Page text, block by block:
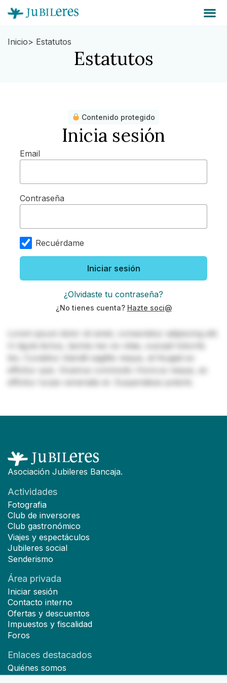
Inicio> Estatutos
Estatutos
Lorem ipsum dolor sit amet, consectetur adipiscing elit.
In ligula lectus, lacinia nec ex vitae, suscipit lobortis
leo. Curabitur blandit sagittis neque, at feugiat ex
efficitur quis. Vivamus commodo rhoncus neque, ac
efficitur turpis venenatis et. Suspendisse potenti.
Contenido protegido
Inicia sesión
Email
Contraseña
Recuérdame
Iniciar sesión
¿Olvidaste tu contraseña?
¿No tienes cuenta? Hazte soci@
Asociación Jubileres Bancaja.
Actividades
Fotografia
Club de inversores
Club gastronómico
Viajes y espectáculos
Jubileres social
Senderismo
Área privada
Iniciar sesión
Contacto interno
Ofertas y descuentos
Impuestos y fiscalidad
Foros
Enlaces destacados
Quiénes somos
Hazte socio